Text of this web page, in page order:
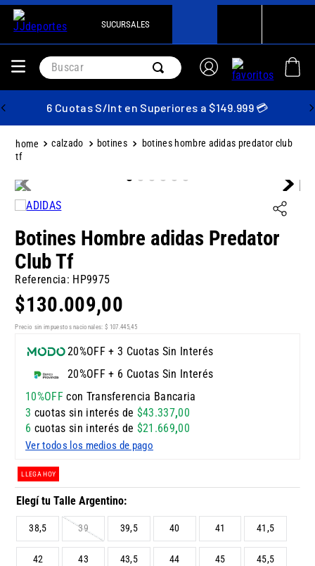
SUCURSALES
Buscar
6 Cuotas S/Int en Superiores a $149.999 💳
calzado botines
botines hombre adidas predator club
tf
Botines Hombre adidas Predator
Club Tf
Referencia: HP9975
$130.009,00
Precio sin impuestos nacionales: $ 107 445,45
20%OFF + 3 Cuotas Sin Interés
20%OFF + 6 Cuotas Sin Interés
10%OFFcon Transferencia Bancaria
3 cuotas sin interés de $43.337,00
6 cuotas sin interés de $21 .669,00
Ver todos los medios de pago
LLEGA HOY
38,5 39 39,5 40 41 41,5
42 43 43,5 44 45 45,5